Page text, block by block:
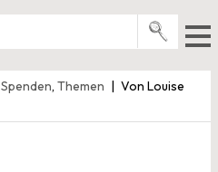
Pro­gramme
Spenden, Themen
Von Louise